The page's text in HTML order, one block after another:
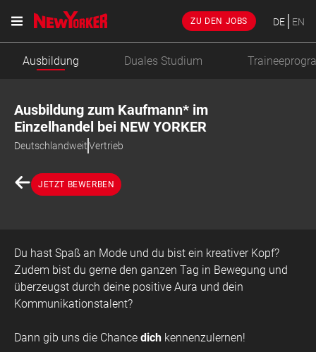
ZU DEN JOBS DE EN
Ausbildung Duales Studium
Ausbildung zum Kaufmann* im
Einzelhandel bei NEW YORKER
DeutschlandweitVertrieb
JETZT BEWERBEN
Du hast Spaß an Mode und du bist ein kreativer Kopf?
Zudem bist du gerne den ganzen Tag in Bewegung und
überzeugst durch deine positive Aura und dein
Kommunikationstalent?
Dann gib uns die Chance dich kennenzulernen!